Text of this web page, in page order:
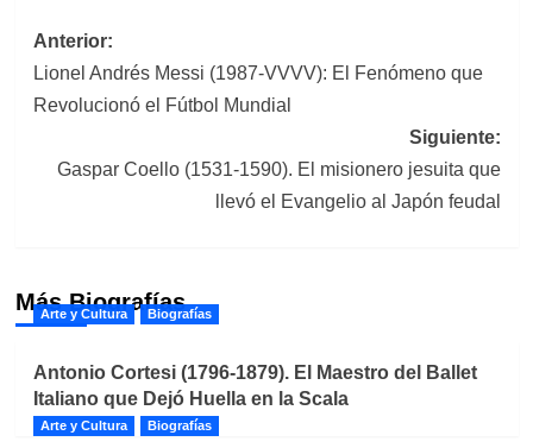
Navegación
de
Anterior:
Lionel Andrés Messi (1987-VVVV): El Fenómeno que
Revolucionó el Fútbol Mundial
Siguiente:
Gaspar Coello (1531-1590). El misionero jesuita que
llevó el Evangelio al Japón feudal
Más Biografías
Arte y Cultura Biografías
Antonio Cortesi (1796-1879). El Maestro del Ballet
Italiano que Dejó Huella en la Scala
Arte y Cultura Biografías